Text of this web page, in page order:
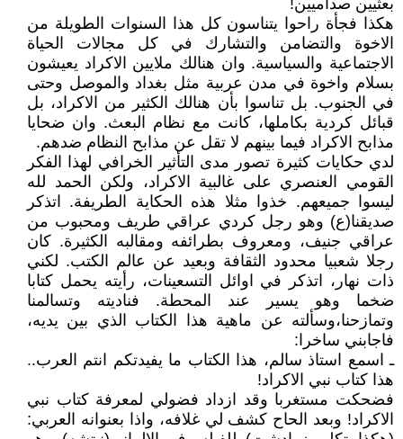
بعثيين صداميين!
هكذا فجأة راحوا يتناسون كل هذا السنوات الطويلة من
الاخوة والتضامن والتشارك في كل مجالات الحياة
الاجتماعية والسياسية. وان هنالك ملايين الاكراد يعيشون
بسلام واخوة في مدن عربية مثل بغداد والموصل وحتى
في الجنوب. بل تناسوا بأن هنالك الكثير من الاكراد، بل
قبائل كردية بكاملها، كانت مع نظام البعث. وان ضحايا
مذابح الاكراد فيما بينهم لا تقل عن مذابح النظام ضدهم.
لدي حكايات كثيرة تصور مدى التأثير الخرافي لهذا الفكر
القومي العنصري على غالبية الاكراد، ولكن الحمد لله
ليسوا جميعهم. خذوا مثلا هذه الحكاية الطريفة. اتذكر
صديقنا(ع) وهو رجل كردي عراقي طريف ومحبوب من
عراقي جنيف، ومعروف بطرائفه ومقالبه الكثيرة. كان
رجلا شعبيا محدود الثقافة وبعيد عن عالم الكتب. لكني
ذات نهار، اتذكر في اوائل التسعينات، رأيته يحمل كتابا
ضخما وهو يسير عند المحطة. فناديته وتسالمنا
وتمازحنا،وسألته عن ماهية هذا الكتاب الذي بين يديه،
فاجابني ساخرا:
ـ اسمع استاذ سالم، هذا الكتاب ما يفيدتكم انتم العرب..
هذا كتاب نبي الاكراد!
فضحكت مستغربا وقد ازداد فضولي لمعرفة كتاب نبي
الاكراد! وبعد الحاح كشف لي غلافه، واذا بعنوانه العربي: